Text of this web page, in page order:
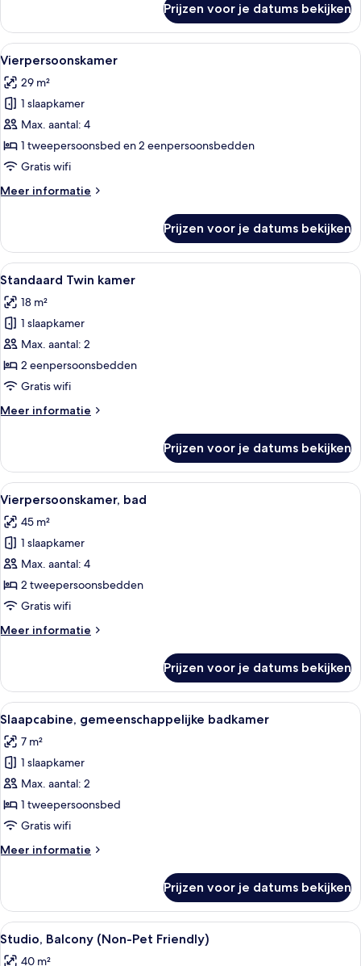
tweepersoonskamer
Prijzen voor je datums bekijken
Alle
foto's
voor
Vierpersoonskamer
laden
Een moderne hotelkamer met een
7
Vierpersoonskamer
29 m²
1 slaapkamer
Max. aantal: 4
1 tweepersoonsbed en 2 eenpersoonsbedden
Gratis wifi
Meer informatie
Meer
Prijzen voor je datums bekijken
Alle
foto's
voor
Standaard
Twin
kamer
laden
Een badkamer met een houten
4
Standaard Twin kamer
18 m²
1 slaapkamer
Max. aantal: 2
2 eenpersoonsbedden
Gratis wifi
Meer informatie
Meer
Twin
kamer
Prijzen voor je datums bekijken
Alle
foto's
voor
Vierpersoonskamer,
bad
laden
Een moderne hotelkamer met een
4
Vierpersoonskamer, bad
45 m²
1 slaapkamer
Max. aantal: 4
2 tweepersoonsbedden
Gratis wifi
Meer informatie
Meer
bad
Prijzen voor je datums bekijken
Alle
foto's
voor
Slaapcabine,
gemeenschappelijke
badkamer
laden
Een modern interieur met een trap,
4
Slaapcabine, gemeenschappelijke badkamer
7 m²
1 slaapkamer
Max. aantal: 2
1 tweepersoonsbed
Gratis wifi
Meer informatie
Meer
gemeenschappelijke
badkamer
Prijzen voor je datums bekijken
Alle
foto's
Een moderne woonkamer met een
4
Studio, Balcony (Non-Pet Friendly)
40 m²